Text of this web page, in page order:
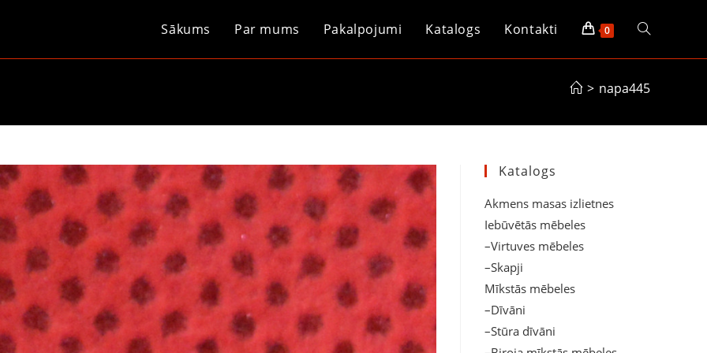
Sākums Par mums Pakalpojumi Katalogs Kontakti 0 Toggle
website
> napa445
Katalogs
Akmens masas izlietnes
Iebūvētās mēbeles
–Virtuves mēbeles
–Skapji
Mīkstās mēbeles
–Dīvāni
–Stūra dīvāni